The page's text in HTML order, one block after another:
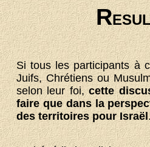
R
Si tous les participants à
Juifs, Chrétiens ou
selon leur foi,cette
faire que dans la
des territoires pour Israël